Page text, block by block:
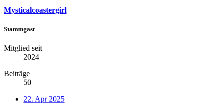
Mysticalcoastergirl
Stammgast
Mitglied seit
2024
Beiträge
50
22. Apr 2025